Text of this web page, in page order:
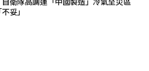
妥」